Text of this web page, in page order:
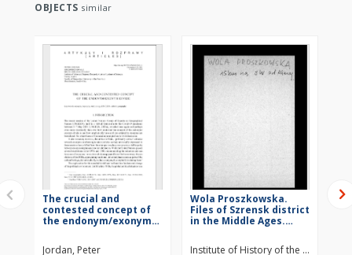
OBJECTS similar
The crucial and
contested concept of
the endonym/exonym
Jordan, Peter
Wola Proszkowska.
Files of Szrensk district
in the Middle Ages.
Geographical
Institute of History of the Polish